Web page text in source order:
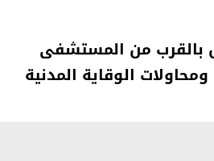
من المستشفى
الوقاية المدنية